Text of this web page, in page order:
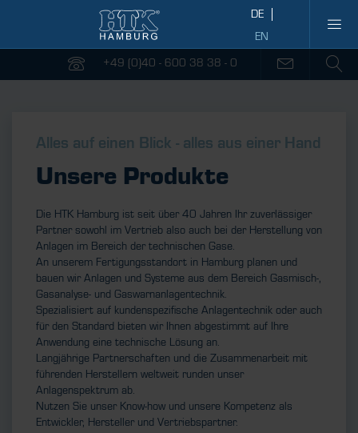
+49 (0)40 - 600 38 38 - 0
Alles auf einen Blick - alles aus einer Hand
Unsere Produkte
Die HTK Hamburg ist seit über 40 Jahren Ihr zuverlässiger
Partner sowohl im Vertrieb also auch bei der Herstellung von
Anlagen im Bereich der technischen Gase.
An unserem Fertigungsstandort in Hamburg planen und
bauen wir Anlagen und Systeme aus dem Bereich Gasmisch-,
Gasanalyse- und Gaswarnanlagentechnik.
Spezialisiert auf kundenspezifische Anlagentechnik oder auch
für den Standard bieten wir Ihnen abgestimmt auf Ihre
Anwendung eine technische Lösung an.
Langjährige Partnerschaften und die Zusammenarbeit mit
führenden Herstellern weltweit runden unser
Anlagenspektrum ab.
Nutzen Sie unser Know-how und unsere Kompetenz als
Entwickler, Hersteller und Vertriebspartner.